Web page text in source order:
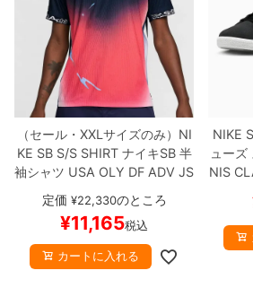
（セール・XXLサイズのみ） NI
KE SB S/S SHIRTナイキSB半
袖シャツ USA OLY DF ADV JS
Y SS紺/赤
ートボード スケボー【キャン
セル/返品/交換不可商品】
定価 ¥22,330のところ
¥11,165税込
カートに入れる
NIKE
ューズ
NIS
ンセ